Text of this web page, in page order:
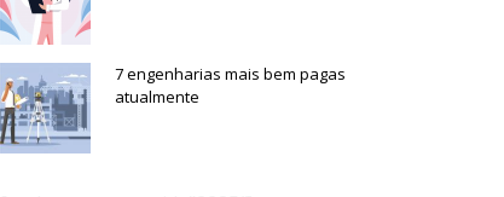
7 engenharias mais bem pagas
atualmente